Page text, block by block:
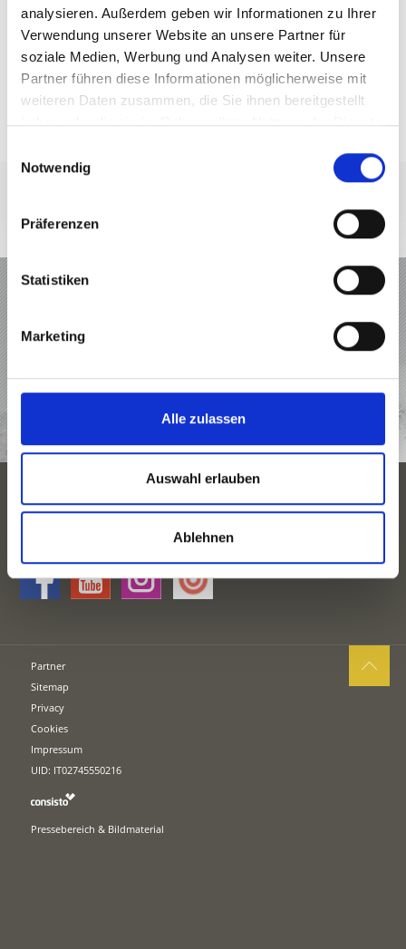
analysieren. Außerdem geben wir Informationen zu Ihrer
Verwendung unserer Website an unsere Partner für
soziale Medien, Werbung und Analysen weiter. Unsere
Partner führen diese Informationen möglicherweise mit
weiteren Daten zusammen, die Sie ihnen bereitgestellt
haben oder die sie im Rahmen Ihrer Nutzung der Dienste
Notwendig
Präferenzen
Statistiken
Marketing
Alle zulassen
Auswahl erlauben
Ablehnen
ALLE
URLAUB IM VINSCHGAU
UNTERKÜNFTE
TOP EVENTS
JAHRESZEITEN
Partner
Sitemap
Privacy
Cookies
Impressum
UID: IT02745550216
Pressebereich & Bildmaterial